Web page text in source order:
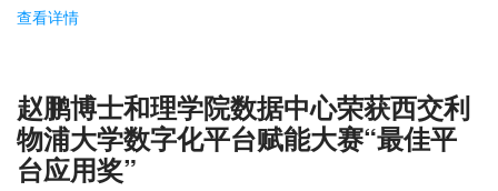
查看详情
赵鹏博士和理学院数据中心荣获西交利
物浦大学数字化平台赋能大赛“最佳平
台应用奖”